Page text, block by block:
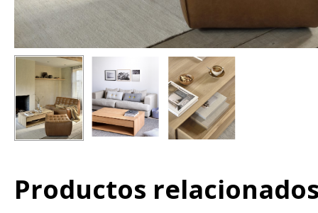
Productos